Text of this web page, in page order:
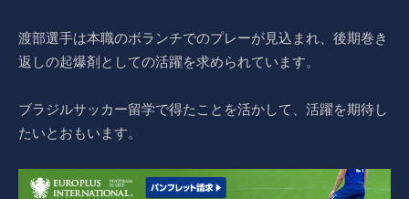
渡部選手は本職のボランチでのプレーが見込まれ、後期巻き
返しの起爆剤としての活躍を求められています。
ブラジルサッカー留学で得たことを活かして、活躍を期待し
たいとおもいます。